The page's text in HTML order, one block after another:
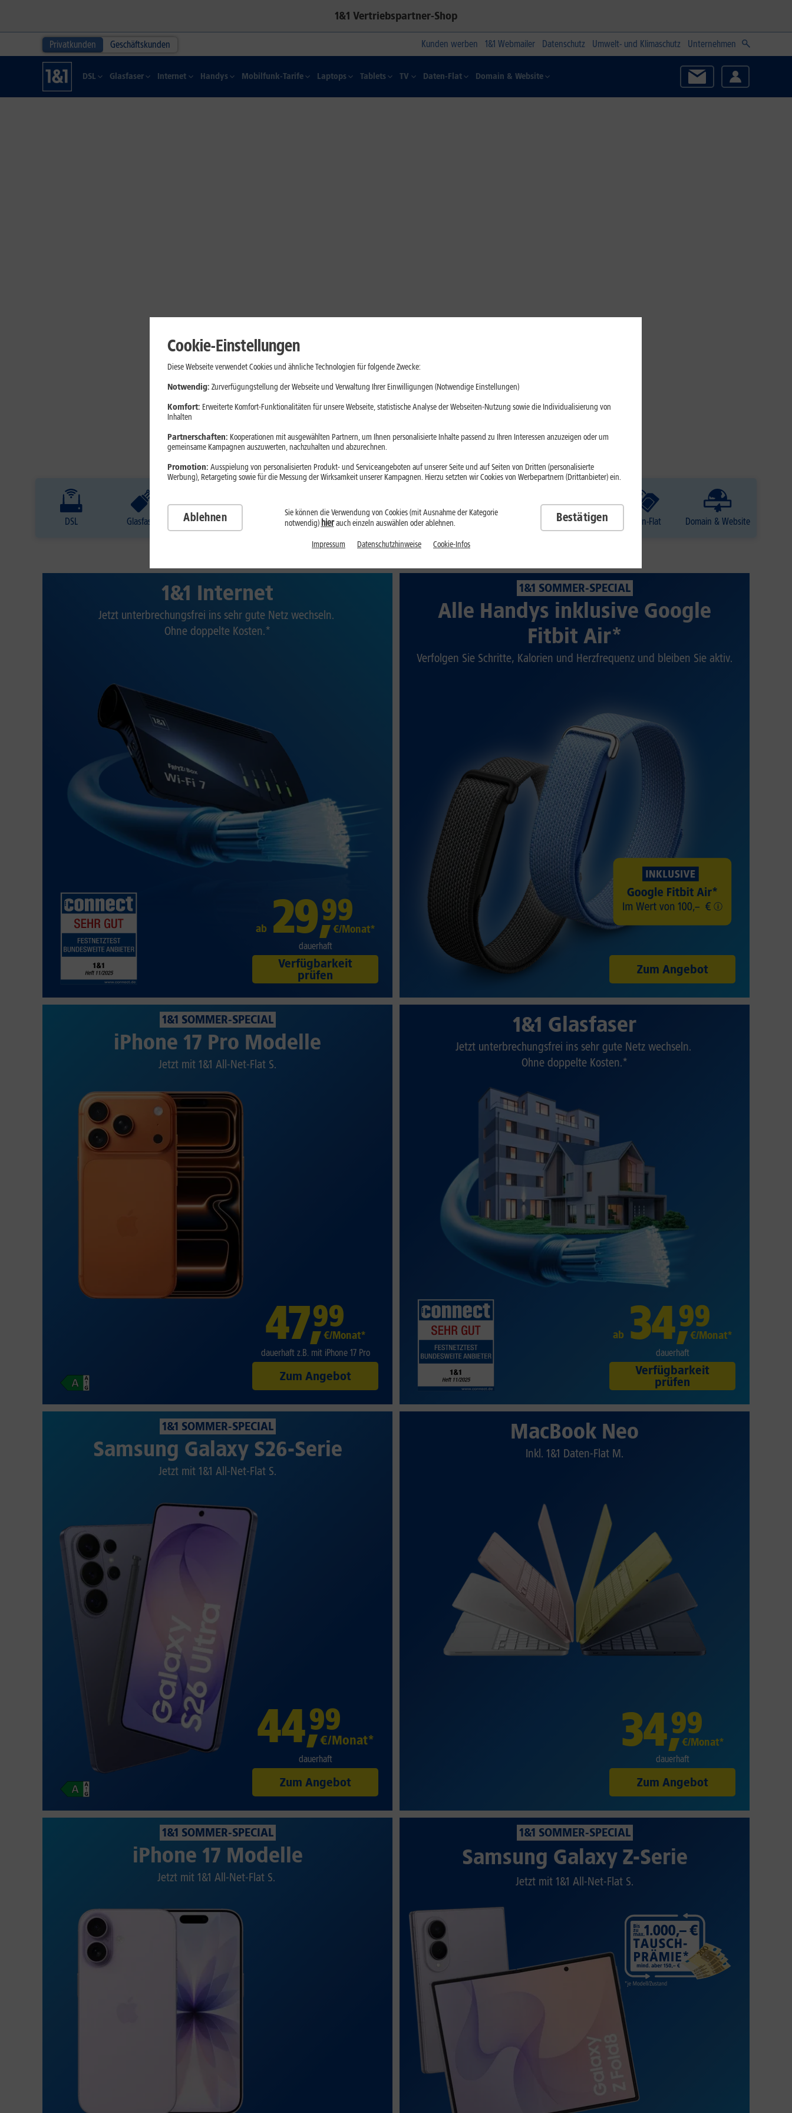
1&1 Vertriebspartner-Shop
Privatkunden Geschäftskunden Kunden werben 1&1 Webmailer Datenschutz Umwelt- und Klimaschutz Unternehmen
DSL Glasfaser Internet Handys Mobilfunk-Tarife Laptops Tablets TV Daten-Flat Domain & Website
DSL Glasfaser Internet Handys Mobilfunk-Tarife Laptops TV Daten-Flat Domain & Website
1&1 Internet
Jetzt unterbrechungsfrei ins sehr gute Netz wechseln.
Ohne doppelte Kosten.*
ab 29,99
€/Monat*
dauerhaft
Verfügbarkeit
prüfen
1&1 SOMMER-SPECIAL
Alle Handys inklusive Google
Fitbit Air*
Verfolgen Sie Schritte, Kalorien und Herzfrequenz und bleiben Sie aktiv.
Zum Angebot
1&1 SOMMER-SPECIAL
iPhone 17 Pro Modelle
Jetzt mit 1&1 All-Net-Flat S.
47,99
€/Monat*
dauerhaft z.B. mit iPhone 17 Pro
Zum Angebot
1&1 Glasfaser
Jetzt unterbrechungsfrei ins sehr gute Netz wechseln.
Ohne doppelte Kosten.*
ab 34,99
€/Monat*
dauerhaft
Verfügbarkeit
prüfen
1&1 SOMMER-SPECIAL
Samsung Galaxy S26-Serie
Jetzt mit 1&1 All-Net-Flat S.
44,99
€/Monat*
dauerhaft
Zum Angebot
MacBook Neo
Inkl. 1&1 Daten-Flat M.
34,99
€/Monat*
dauerhaft
Zum Angebot
1&1 SOMMER-SPECIAL
iPhone 17 Modelle
Jetzt mit 1&1 All-Net-Flat S.
1&1 SOMMER-SPECIAL
Samsung Galaxy Z-Serie
Jetzt mit 1&1 All-Net-Flat S.
Cookie-Einstellungen
Diese Webseite verwendet Cookies und ähnliche Technologien für folgende Zwecke:
Notwendig: Zurverfügungstellung der Webseite und Verwaltung Ihrer Einwilligungen (Notwendige Einstellungen)
Komfort: Erweiterte Komfort-Funktionalitäten für unsere Webseite, statistische Analyse der Webseiten-Nutzung sowie die Individualisierung von
Inhalten
Partnerschaften: Kooperationen mit ausgewählten Partnern, um Ihnen personalisierte Inhalte passend zu Ihren Interessen anzuzeigen oder um
gemeinsame Kampagnen auszuwerten, nachzuhalten und abzurechnen.
Promotion: Ausspielung von personalisierten Produkt- und Serviceangeboten auf unserer Seite und auf Seiten von Dritten (personalisierte
Werbung), Retargeting sowie für die Messung der Wirksamkeit unserer Kampagnen. Hierzu setzten wir Cookies von Werbepartnern (Drittanbieter) ein.
Ablehnen
Sie können die Verwendung von Cookies (mit Ausnahme der Kategorie
notwendig) hierauch einzeln auswählen oder ablehnen. Bestätigen
Impressum Datenschutzhinweise Cookie-Infos